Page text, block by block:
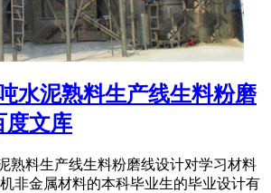
水泥熟料生产线生料粉磨
度文库
熟料生产线生料粉磨线设计对学习材料
非金属材料的本科毕业生的毕业设计有